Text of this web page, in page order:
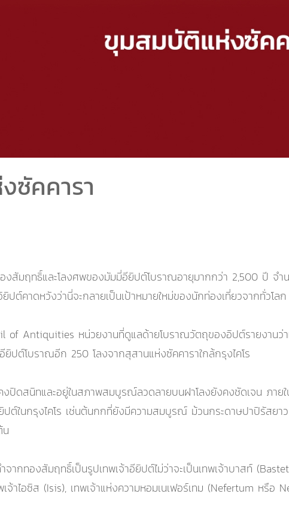
ซัคคารา
สัมฤทธิ์และโลงศพของมัมมี่อียิปต์โบราณอายุมากกว่า 2,500 ปี จำ
ต์คาดหวังว่านี่จะกลายเป็นเป้าหมายใหม่ของนักท่องเที่ยวจากทั่วโลก
of Antiquities หน่วยงานที่ดูแลด้ายโบราณวัตถุของอิปต์รายงานว่
ยิปต์โบราณอีก 250 โลงจากสุสานแห่งซัคคาราใกล้กรุงไคโร
ปิดสนิทและอยู่ในสภาพสมบูรณ์ลวดลายบนฝาโลงยังคงชัดเจน ภาย
ในกรุงไคโร เช่นต้นกกที่ยังมีความสมบูรณ์ ม้วนกระดาษปาปิรัสยาว
ากทองสัมฤทธิ์เป็นรูปเทพเจ้าอียิปต์ไม่ว่าจะเป็นเทพเจ้าบาสท์
เจ้าไอซิส (Isis), เทพเจ้าแห่งความหอมเนเฟอร์เทม (Nefertum หรือ